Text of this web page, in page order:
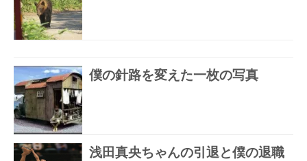
僕の針路を変えた一枚の写真
浅田真央ちゃんの引退と僕の退職